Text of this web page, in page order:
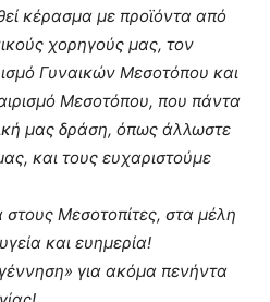
κέρασμα με προϊόντα από
χορηγούς μας, τον
Γυναικών Μεσοτόπου και
Μεσοτόπου, που πάντα
μας δράση, όπως άλλωστε
και τους ευχαριστούμε
Μεσοτοπίτες, στα μέλη
και ευημερία!
για ακόμα πενήντα